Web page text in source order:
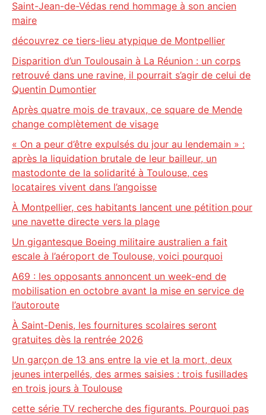
Saint-Jean-de-Védas rend hommage à son ancien
maire
découvrez ce tiers-lieu atypique de Montpellier
Disparition d’un Toulousain à La Réunion : un corps
retrouvé dans une ravine, il pourrait s’agir de celui de
Quentin Dumontier
Après quatre mois de travaux, ce square de Mende
change complètement de visage
« On a peur d’être expulsés du jour au lendemain » :
après la liquidation brutale de leur bailleur, un
mastodonte de la solidarité à Toulouse, ces
locataires vivent dans l’angoisse
À Montpellier, ces habitants lancent une pétition pour
une navette directe vers la plage
Un gigantesque Boeing militaire australien a fait
escale à l’aéroport de Toulouse, voici pourquoi
A69 : les opposants annoncent un week-end de
mobilisation en octobre avant la mise en service de
l’autoroute
À Saint-Denis, les fournitures scolaires seront
gratuites dès la rentrée 2026
Un garçon de 13 ans entre la vie et la mort, deux
jeunes interpellés, des armes saisies : trois fusillades
en trois jours à Toulouse
cette série TV recherche des figurants. Pourquoi pas